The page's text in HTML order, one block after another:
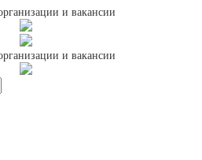
и вакансии
и вакансии